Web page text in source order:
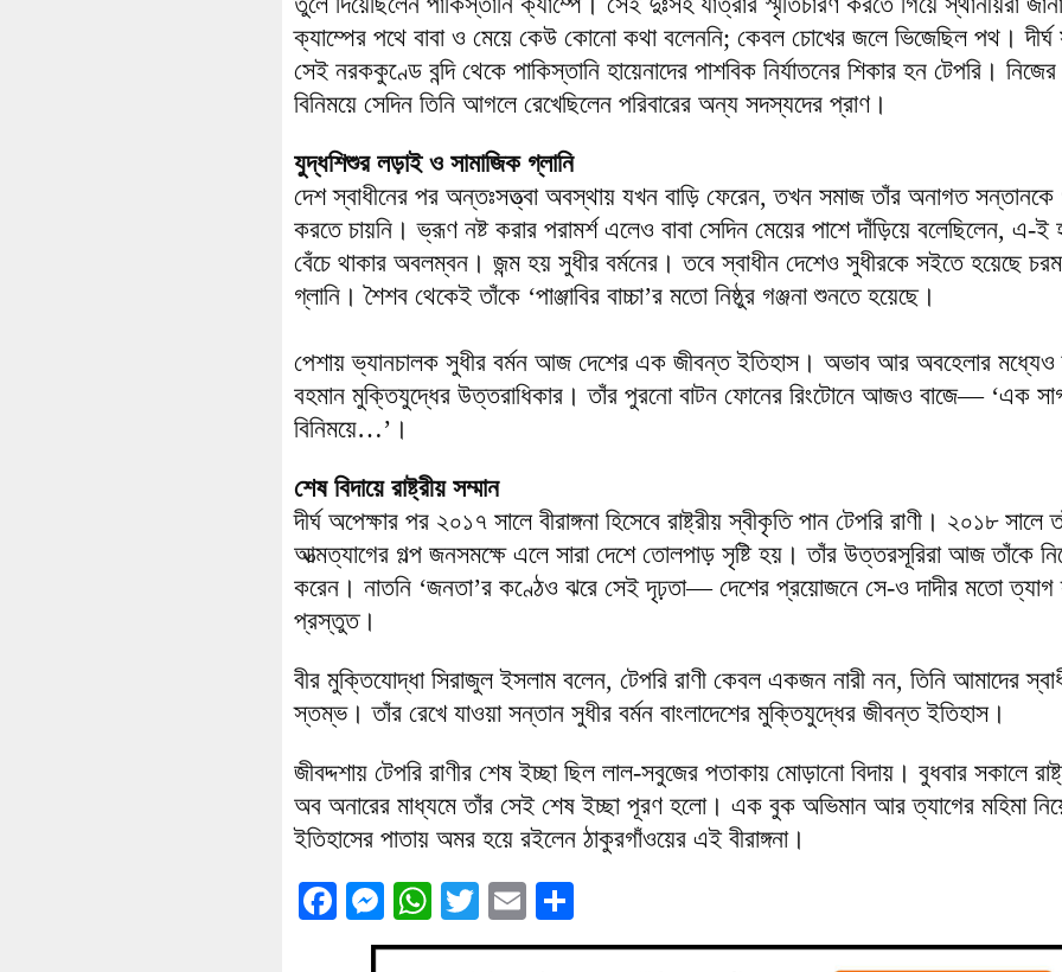
ক্যাম্পের পথে বাবা ও মেয়ে কেউ কোনো কথা বলেননি; কেবল চোখের জলে ভিজেছিল পথ। দীর্ঘ
সেই নরককুণ্ডে বন্দি থেকে পাকিস্তানি হায়েনাদের পাশবিক নির্যাতনের শিকার হন টেপরি। নিজের
বিনিময়ে সেদিন তিনি আগলে রেখেছিলেন পরিবারের অন্য সদস্যদের প্রাণ।
যুদ্ধশিশুর লড়াই ও সামাজিক গ্লানি
দেশ স্বাধীনের পর অন্তঃসত্ত্বা অবস্থায় যখন বাড়ি ফেরেন, তখন সমাজ তাঁর অনাগত
করতে চায়নি। ভ্রূণ নষ্ট করার পরামর্শ এলেও বাবা সেদিন মেয়ের পাশে দাঁড়িয়ে বলেছিলেন, এ-
বেঁচে থাকার অবলম্বন। জন্ম হয় সুধীর বর্মনের। তবে স্বাধীন দেশেও সুধীরকে সইতে হয়েছে
গ্লানি। শৈশব থেকেই তাঁকে ‘পাঞ্জাবির বাচ্চা’র মতো নিষ্ঠুর গঞ্জনা শুনতে হয়েছে।
পেশায় ভ্যানচালক সুধীর বর্মন আজ দেশের এক জীবন্ত ইতিহাস। অভাব আর অবহেলার মধ্যেও
বহমান মুক্তিযুদ্ধের উত্তরাধিকার। তাঁর পুরনো বাটন ফোনের রিংটোনে আজও বাজে— ‘এক
বিনিময়ে…’।
শেষ বিদায়ে রাষ্ট্রীয় সম্মান
দীর্ঘ অপেক্ষার পর ২০১৭ সালে বীরাঙ্গনা হিসেবে রাষ্ট্রীয় স্বীকৃতি পান টেপরি রাণী। ২০১৮ সালে
আত্মত্যাগের গল্প জনসমক্ষে এলে সারা দেশে তোলপাড় সৃষ্টি হয়। তাঁর উত্তরসূরিরা আজ তাঁকে
করেন। নাতনি ‘জনতা’র কণ্ঠেও ঝরে সেই দৃঢ়তা— দেশের প্রয়োজনে সে-ও দাদীর মতো ত্যাগ
প্রস্তুত।
​বীর মুক্তিযোদ্ধা সিরাজুল ইসলাম বলেন, টেপরি রাণী কেবল একজন নারী নন, তিনি আমাদের
স্তম্ভ। তাঁর রেখে যাওয়া সন্তান সুধীর বর্মন বাংলাদেশের মুক্তিযুদ্ধের জীবন্ত ইতিহাস।
জীবদ্দশায় টেপরি রাণীর শেষ ইচ্ছা ছিল লাল-সবুজের পতাকায় মোড়ানো বিদায়। বুধবার সকালে
অব অনারের মাধ্যমে তাঁর সেই শেষ ইচ্ছা পূরণ হলো। এক বুক অভিমান আর ত্যাগের মহিমা
ইতিহাসের পাতায় অমর হয়ে রইলেন ঠাকুরগাঁওয়ের এই বীরাঙ্গনা।
Facebook
Messenger
WhatsApp
TwitterEmail